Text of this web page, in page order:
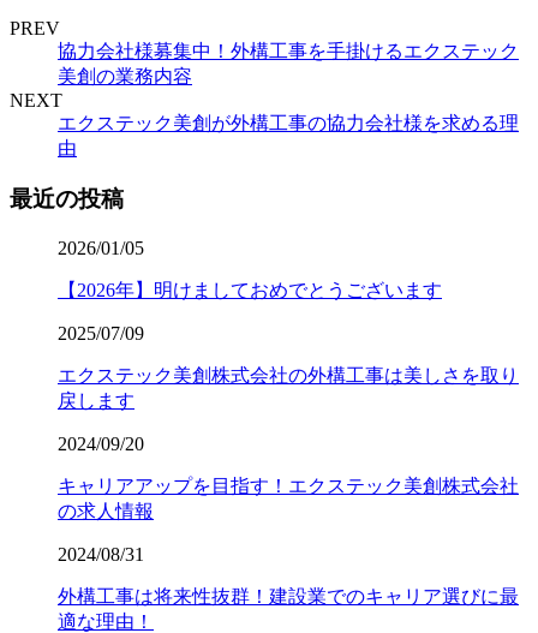
PREV
協力会社様募集中！外構工事を手掛けるエクステック
美創の業務内容
NEXT
エクステック美創が外構工事の協力会社様を求める理
由
最近の投稿
2026/01/05
【2026年】明けましておめでとうございます
2025/07/09
エクステック美創株式会社の外構工事は美しさを取り
戻します
2024/09/20
キャリアアップを目指す！エクステック美創株式会社
の求人情報
2024/08/31
外構工事は将来性抜群！建設業でのキャリア選びに最
適な理由！